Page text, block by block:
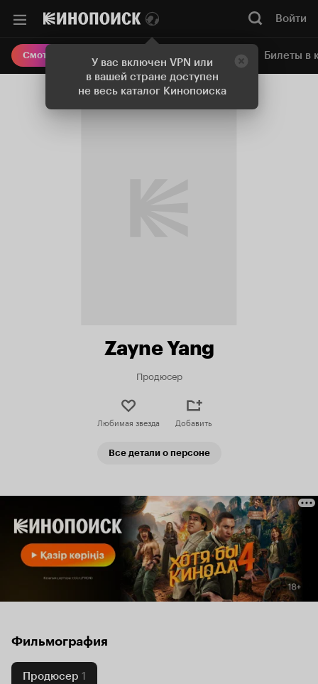
У вас включен VPN или
в вашей стране доступен
не весь каталог Кинопоиска
Войти
Смотреть кино Онлайн-кинотеатр Билеты в
Zayne Yang
Продюсер
Любимая звезда Добавить
Все детали о персоне
Фильмография
Продюсер 1